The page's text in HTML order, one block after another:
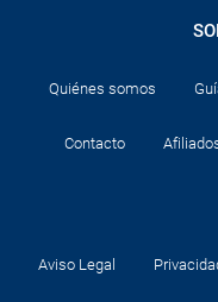
Quiénes somos
Contacto
Aviso Legal